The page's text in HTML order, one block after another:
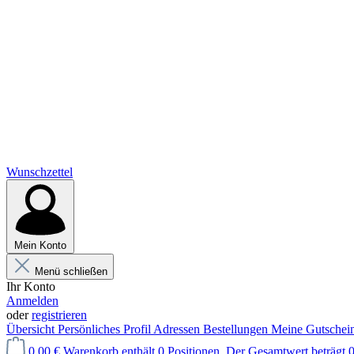
Wunschzettel
Mein Konto
Menü schließen
Ihr Konto
Anmelden
oderregistrieren
Übersicht Persönliches Profil Adressen Bestellungen Meine
0,00 € Warenkorb enthält 0 Positionen. Der Gesamtwert beträgt